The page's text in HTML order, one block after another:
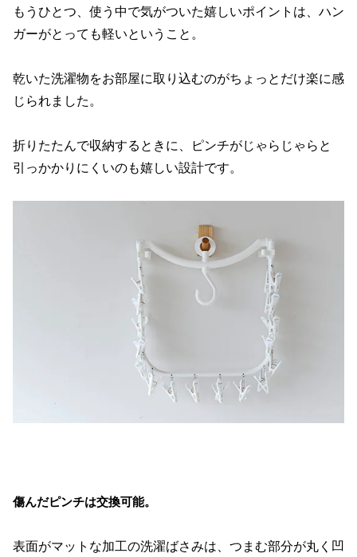
もうひとつ、使う中で気がついた嬉しいポイントは、ハン
ガーがとっても軽いということ。
乾いた洗濯物をお部屋に取り込むのがちょっとだけ楽に感
じられました。
折りたたんで収納するときに、ピンチがじゃらじゃらと
引っかかりにくいのも嬉しい設計です。
傷んだピンチは交換可能。
表面がマットな加工の洗濯ばさみは、つまむ部分が丸く凹